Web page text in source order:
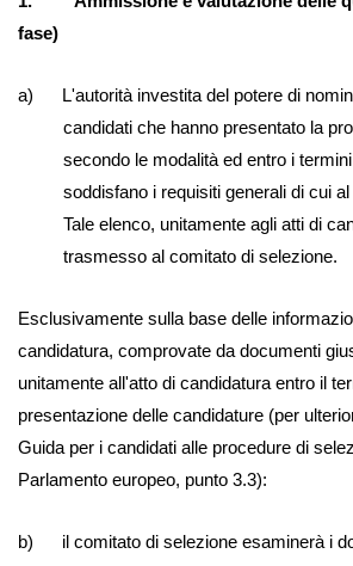
fase)
a) L'autorità investita del potere di
candidati che hanno presentato la
secondo le modalità ed entro i
soddisfano i requisiti generali di cui
Tale elenco, unitamente agli atti di
trasmesso al comitato di selezione.
Esclusivamente sulla base delle
candidatura, comprovate da documenti
unitamente all'atto di candidatura entro il
presentazione delle candidature (per
Guida per i candidati alle procedure di
Parlamento europeo, punto 3.3):
b) il comitato di selezione esaminerà i